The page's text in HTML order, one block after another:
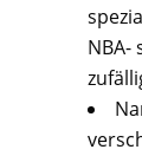
NBA-